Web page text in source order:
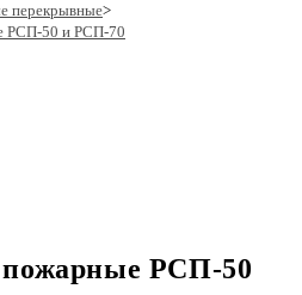
перекрывные>
РСП-50 и РСП-70
РСП-50